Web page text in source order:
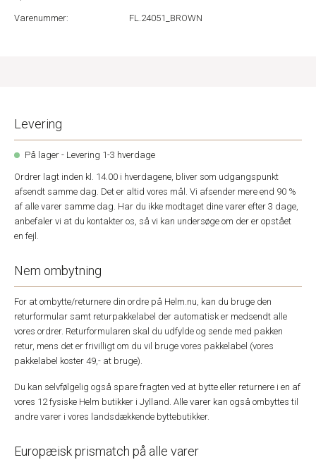
Varenummer:
FL.24051_BROWN
Levering
På lager - Levering 1-3 hverdage
Ordrer lagt inden kl. 14.00 i hverdagene, bliver som udgangspunkt
afsendt samme dag. Det er altid vores mål. Vi afsender mere end 90 %
af alle varer samme dag. Har du ikke modtaget dine varer efter 3 dage,
anbefaler vi at du kontakter os, så vi kan undersøge om der er opstået
en fejl.
Nem ombytning
For at ombytte/returnere din ordre på Helm.nu, kan du bruge den
returformular samt returpakkelabel der automatisk er medsendt alle
vores ordrer. Returformularen skal du udfylde og sende med pakken
retur, mens det er frivilligt om du vil bruge vores pakkelabel (vores
pakkelabel koster 49,- at bruge).
Du kan selvfølgelig også spare fragten ved at bytte eller returnere i en af
vores 12 fysiske Helm butikker i Jylland. Alle varer kan også ombyttes til
andre varer i vores landsdækkende byttebutikker.
Europæisk prismatch på alle varer